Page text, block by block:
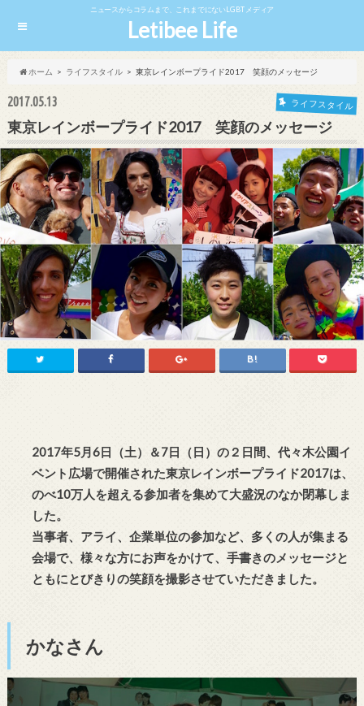
ニュースからコラムまで、これまでにないLGBTメディア
Letibee Life
ホーム ライフスタイル 東京レインボープライド2017 笑顔のメッセージ
2017.05.13 ライフスタイル
東京レインボープライド2017 笑顔のメッセージ
2017年5月6日（土）＆7日（日）の２日間、代々木公園イ
ベント広場で開催された東京レインボープライド2017は、
のべ10万人を超える参加者を集めて大盛況のなか閉幕しま
した。
当事者、アライ、企業単位の参加など、多くの人が集まる
会場で、様々な方にお声をかけて、手書きのメッセージと
ともにとびきりの笑顔を撮影させていただきました。
かなさん